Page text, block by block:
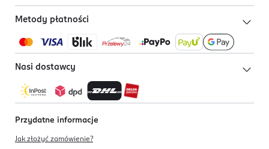
Metody płatności
Nasi dostawcy
Przydatne informacje
Jak złożyć zamówienie?